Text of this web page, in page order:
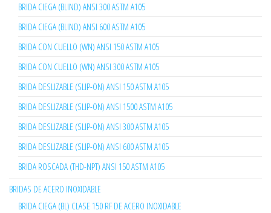
BRIDA CIEGA (BLIND) ANSI 300 ASTM A105
BRIDA CIEGA (BLIND) ANSI 600 ASTM A105
BRIDA CON CUELLO (WN) ANSI 150 ASTM A105
BRIDA CON CUELLO (WN) ANSI 300 ASTM A105
BRIDA DESLIZABLE (SLIP-ON) ANSI 150 ASTM A105
BRIDA DESLIZABLE (SLIP-ON) ANSI 1500 ASTM A105
BRIDA DESLIZABLE (SLIP-ON) ANSI 300 ASTM A105
BRIDA DESLIZABLE (SLIP-ON) ANSI 600 ASTM A105
BRIDA ROSCADA (THD-NPT) ANSI 150 ASTM A105
BRIDAS DE ACERO INOXIDABLE
BRIDA CIEGA (BL) CLASE 150 RF DE ACERO INOXIDABLE